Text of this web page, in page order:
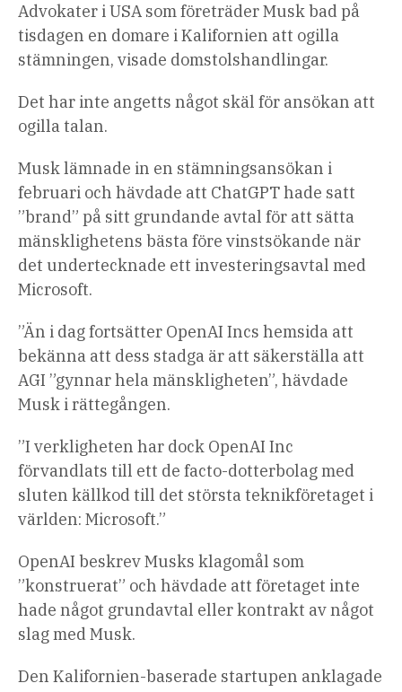
Advokater i USA som företräder Musk bad på
tisdagen en domare i Kalifornien att ogilla
stämningen, visade domstolshandlingar.
Det har inte angetts något skäl för ansökan att
ogilla talan.
Musk lämnade in en stämningsansökan i
februari och hävdade att ChatGPT hade satt
”brand” på sitt grundande avtal för att sätta
mänsklighetens bästa före vinstsökande när
det undertecknade ett investeringsavtal med
Microsoft.
”Än i dag fortsätter OpenAI Incs hemsida att
bekänna att dess stadga är att säkerställa att
AGI ”gynnar hela mänskligheten”, hävdade
Musk i rättegången.
”I verkligheten har dock OpenAI Inc
förvandlats till ett de facto-dotterbolag med
sluten källkod till det största teknikföretaget i
världen: Microsoft.”
OpenAI beskrev Musks klagomål som
”konstruerat” och hävdade att företaget inte
hade något grundavtal eller kontrakt av något
slag med Musk.
Den Kalifornien-baserade startupen anklagade